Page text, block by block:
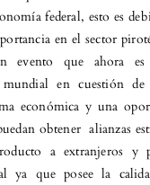
federal, esto es
en el sector
evento que ahora
en cuestión
económica y una
obtener alianzas
a extranjeros y
ya que posee la